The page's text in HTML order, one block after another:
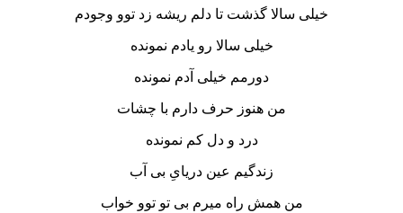
خیلی سالا گذشت تا دلم ریشه زد توو وجودم
خیلی سالا رو یادم نمونده
دورمم خیلی آدم نمونده
من هنوز حرف دارم با چشات
درد و دل کم نمونده
زندگیم عین دریایِ بی آب
من همش راه میرم بی تو توو خواب